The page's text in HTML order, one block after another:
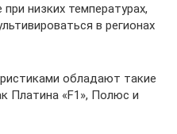
низких температурах,
в регионах
обладают такие
Платина «F1», Полюс и